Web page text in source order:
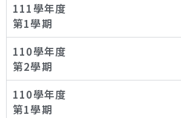
111學年度
第1學期
110學年度
第2學期
110學年度
第1學期